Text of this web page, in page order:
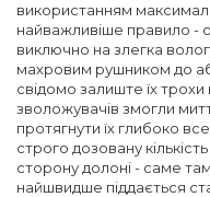
використанням
найважливіше правило -
виключно на злегка
махровим рушником до
свідомо залиште їх
зволожувачів змогли
протягнути їх глибоко
строго дозовану
сторону долоні - саме
найшвидше піддається